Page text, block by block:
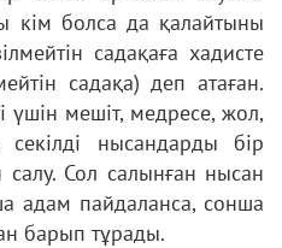
кім болса да қалайтыны
садақаға хадисте
садақа) деп атаған.
үшін мешіт, медресе, жол,
нысандарды бір
Сол салынған нысан
адам пайдаланса, сонша
барып тұрады.